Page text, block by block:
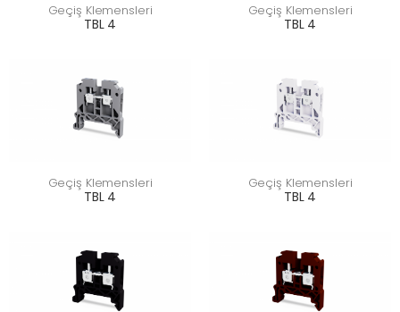
Geçiş Klemensleri
TBL 4
Geçiş Klemensleri
TBL 4
Geçiş Klemensleri
TBL 4
Geçiş Klemensleri
TBL 4